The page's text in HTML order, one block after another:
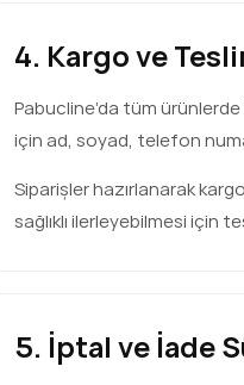
4. Kargo ve
Pabucline’da tüm ürünlerde
için ad, soyad, telefon
Siparişler hazırlanarak
sağlıklı ilerleyebilmesi için
5. İptal ve İade